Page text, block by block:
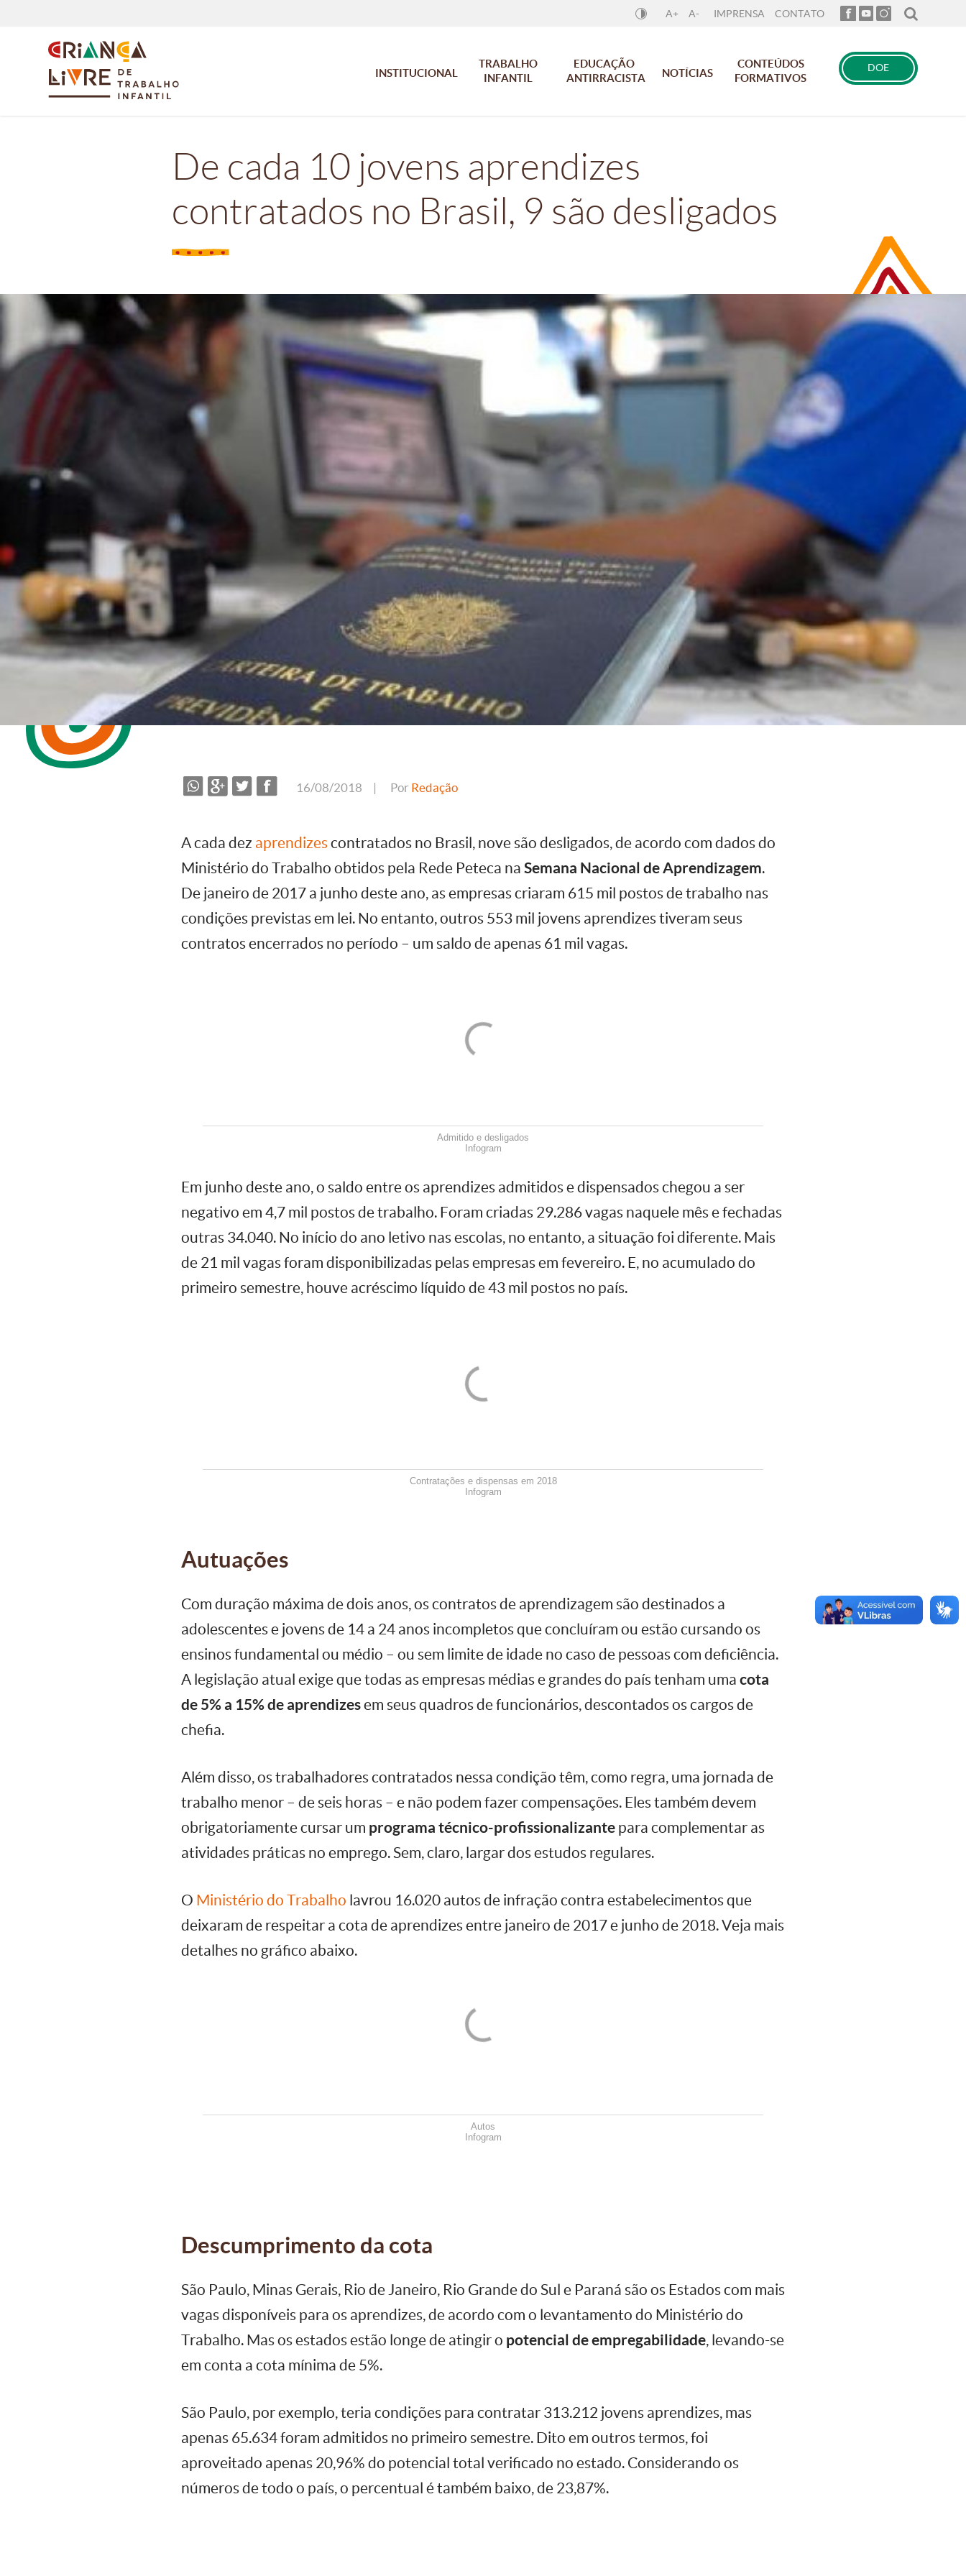
A+ A- IMPRENSA CONTATO
DOE
INSTITUCIONAL
TRABALHO
INFANTIL
EDUCAÇÃO
ANTIRRACISTA
NOTÍCIAS
CONTEÚDOS
FORMATIVOS
De cada 10 jovens aprendizes
contratados no Brasil, 9 são desligados
16/08/2018 Por Redação
A cada dez aprendizescontratados no Brasil, nove são desligados, de acordo com dados do
Ministério do Trabalho obtidos pela Rede Peteca na Semana Nacional de Aprendizagem.
De janeiro de 2017 a junho deste ano, as empresas criaram 615 mil postos de trabalho nas
condições previstas em lei. No entanto, outros 553 mil jovens aprendizes tiveram seus
contratos encerrados no período – um saldo de apenas 61 mil vagas.
Admitido e desligados
Infogram
Em junho deste ano, o saldo entre os aprendizes admitidos e dispensados chegou a ser
negativo em 4,7 mil postos de trabalho. Foram criadas 29.286 vagas naquele mês e fechadas
outras 34.040. No início do ano letivo nas escolas, no entanto, a situação foi diferente. Mais
de 21 mil vagas foram disponibilizadas pelas empresas em fevereiro. E, no acumulado do
primeiro semestre, houve acréscimo líquido de 43 mil postos no país.
Contratações e dispensas em 2018
Infogram
Autuações
Com duração máxima de dois anos, os contratos de aprendizagem são destinados a
adolescentes e jovens de 14 a 24 anos incompletos que concluíram ou estão cursando os
ensinos fundamental ou médio – ou sem limite de idade no caso de pessoas com deficiência.
A legislação atual exige que todas as empresas médias e grandes do país tenham uma cota
de 5% a 15% de aprendizesem seus quadros de funcionários, descontados os cargos de
chefia.
Além disso, os trabalhadores contratados nessa condição têm, como regra, uma jornada de
trabalho menor – de seis horas – e não podem fazer compensações. Eles também devem
obrigatoriamente cursar um programa técnico-profissionalizante para complementar as
atividades práticas no emprego. Sem, claro, largar dos estudos regulares.
O Ministério do Trabalho lavrou 16.020 autos de infração contra estabelecimentos que
deixaram de respeitar a cota de aprendizes entre janeiro de 2017 e junho de 2018. Veja mais
detalhes no gráfico abaixo.
Autos
Infogram
Descumprimento da cota
São Paulo, Minas Gerais, Rio de Janeiro, Rio Grande do Sul e Paraná são os Estados com mais
vagas disponíveis para os aprendizes, de acordo com o levantamento do Ministério do
Trabalho. Mas os estados estão longe de atingir o potencial de empregabilidade, levando-se
em conta a cota mínima de 5%.
São Paulo, por exemplo, teria condições para contratar 313.212 jovens aprendizes, mas
apenas 65.634 foram admitidos no primeiro semestre. Dito em outros termos, foi
aproveitado apenas 20,96% do potencial total verificado no estado. Considerando os
números de todo o país, o percentual é também baixo, de 23,87%.